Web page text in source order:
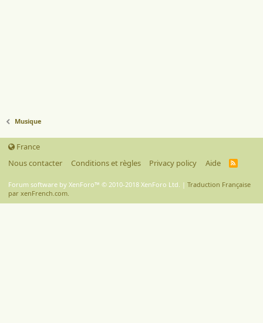
Musique
France
Nous contacter
Conditions et règles Privacy policy Aide
R
S
Forum software by XenForo™ © 2010-2018 XenForo Ltd. | Traduction Française
par xenFrench.com.